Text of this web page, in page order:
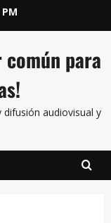
común para
audiovisual y